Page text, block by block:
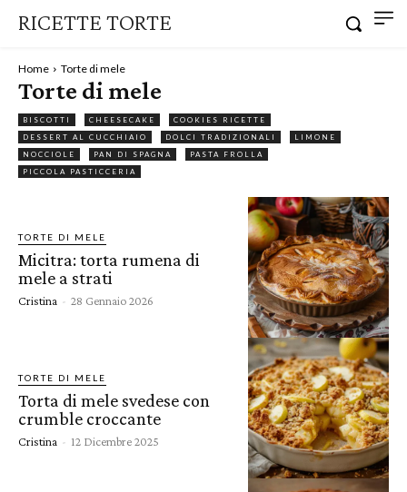
RICETTE TORTE
Home Torte di mele
Torte di mele
BISCOTTI CHEESECAKE
COOKIES RICETTE
DESSERT AL CUCCHIAIO
DOLCI TRADIZIONALI
LIMONE
NOCCIOLE
PAN DI SPAGNA
PASTA FROLLA
PICCOLA PASTICCERIA
TORTE DI MELE
Micitra: torta rumena di
mele a strati
Cristina - 28 Gennaio 2026
TORTE DI MELE
Torta di mele svedese con
crumble croccante
Cristina - 12 Dicembre 2025